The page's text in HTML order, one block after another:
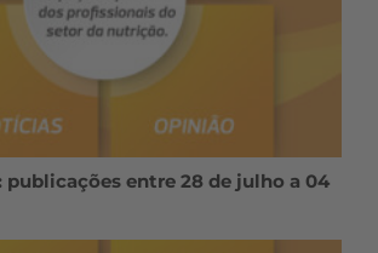
publicações entre 28 de julho a 04